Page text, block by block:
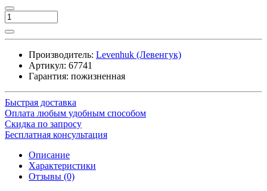
Производитель: Levenhuk (Левенгук)
Артикул: 67741
Гарантия: пожизненная
Быстрая доставка
Оплата любым удобным способом
Скидка по запросу
Бесплатная консультация
Описание
Характеристики
Отзывы (0)